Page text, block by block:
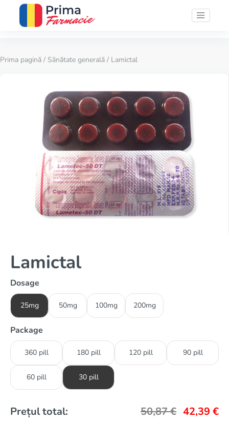
Prima pagină / Sănătate generală / Lamictal
Lamictal
Dosage
25mg 50mg 100mg 200mg
Package
360 pill 180 pill 120 pill 90 pill
60 pill 30 pill
Prețul total: 50,87€ 42,39 €